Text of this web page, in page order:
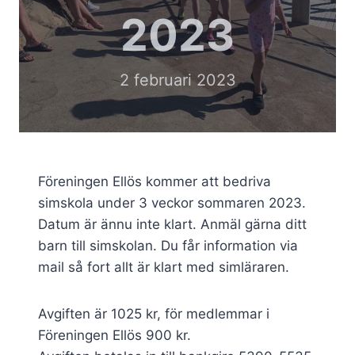
2023
2 februari 2023
Föreningen Ellös kommer att bedriva
simskola under 3 veckor sommaren 2023.
Datum är ännu inte klart. Anmäl gärna ditt
barn till simskolan. Du får information via
mail så fort allt är klart med simläraren.
Avgiften är 1025 kr, för medlemmar i
Föreningen Ellös 900 kr.